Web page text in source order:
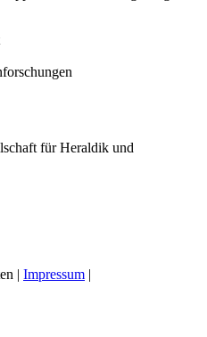
für Heraldik und
| Impressum |